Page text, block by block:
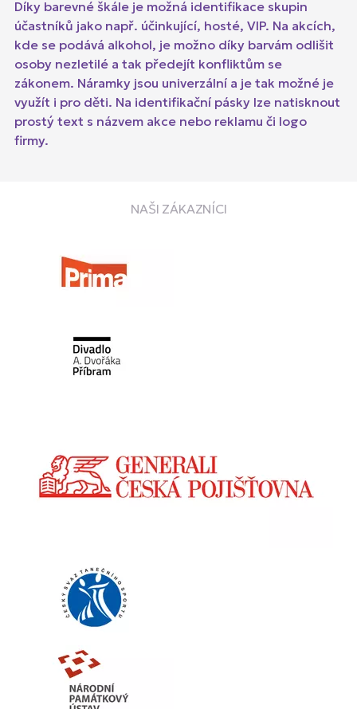
Díky barevné škále je možná identifikace skupin
účastníků jako např. účinkující, hosté, VIP. Na akcích,
kde se podává alkohol, je možno díky barvám odlišit
osoby nezletilé a tak předejít konfliktům se
zákonem. Náramky jsou univerzální a je tak možné je
využít i pro děti. Na identifikační pásky lze natisknout
prostý text s názvem akce nebo reklamu či logo
firmy.
NAŠI ZÁKAZNÍCI